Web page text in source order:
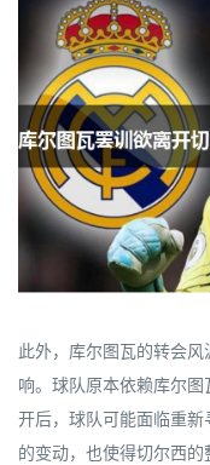
此外，库尔图瓦的转会
响。球队原本依赖库尔
开后，球队可能面临重
的变动，也使得切尔西